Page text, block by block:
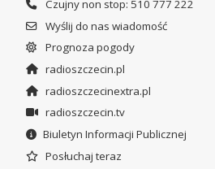
Czujny non stop: 510 777 222
Wyślij do nas wiadomość
Prognoza pogody
radioszczecin.pl
radioszczecinextra.pl
radioszczecin.tv
Biuletyn Informacji Publicznej
Posłuchaj teraz